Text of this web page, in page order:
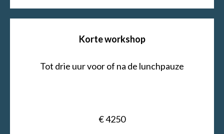
Korte workshop
Tot drie uur voor of na de lunchpauze
€ 4250